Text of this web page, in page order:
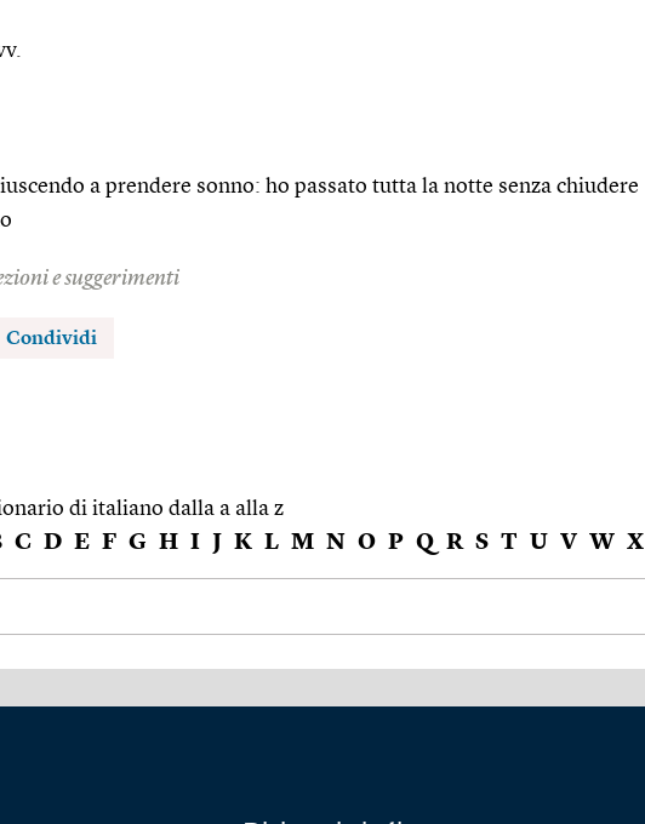
a prendere sonno: ho passato tutta la notte senza chiudere
e suggerimenti
Condividi
di italiano dalla a alla z
C D E F G H I J K L M N O P Q R S T U V W X